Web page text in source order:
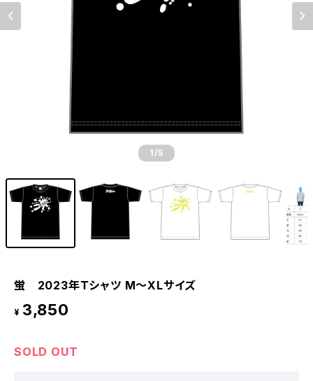
1 /5
蛍 2023年Ｔシャツ M〜XLサイズ
¥ 3,850
SOLD OUT